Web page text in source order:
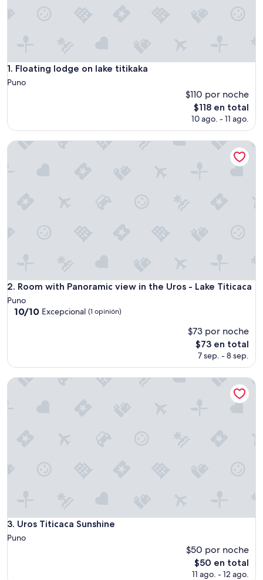
1. Floating lodge on lake titikaka
Floating lodge on lake titikaka
Puno
$110 por noche
El
precio
$118 en total
10 ago. - 11 ago.
2. Room with Panoramic view in the Uros - Lake Titicaca
Room with Panoramic view in the Uros - Lake Titicaca
Puno
10.0
10/10 Excepcional (1 opinión)
$73 por noche
El
precio
es
$73 en total
7 sep. - 8 sep.
Room with Panoramic view in the Uros - Lake Titicaca
3. Uros Titicaca Sunshine
Uros Titicaca Sunshine
Puno
$50 por noche
El
precio
$50 en total
11 ago. - 12 ago.
Uros Titicaca Sunshine